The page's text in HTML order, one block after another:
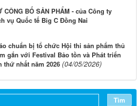
CÔNG BỐ SẢN PHẨM - của Công ty
vụ Quốc tế Big C Đồng Nai
chuẩn bị tổ chức Hội thi sản phẩm thủ
gắn với Festival Bảo tồn và Phát triển
thứ nhất năm 2026 (04/05/2026)
Tìm